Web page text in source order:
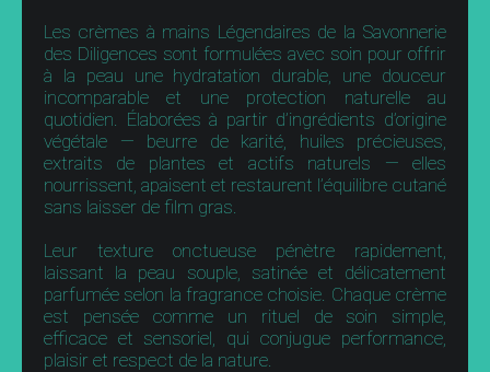
Les crèmes à mains Légendaires de la Savonnerie
des Diligences sont formulées avec soin pour offrir
à la peau une hydratation durable, une douceur
incomparable et une protection naturelle au
quotidien. Élaborées à partir d’ingrédients d’origine
végétale — beurre de karité, huiles précieuses,
extraits de plantes et actifs naturels — elles
nourrissent, apaisent et restaurent l’équilibre cutané
sans laisser de film gras.
Leur texture onctueuse pénètre rapidement,
laissant la peau souple, satinée et délicatement
parfumée selon la fragrance choisie. Chaque crème
est pensée comme un rituel de soin simple,
efficace et sensoriel, qui conjugue performance,
plaisir et respect de la nature.